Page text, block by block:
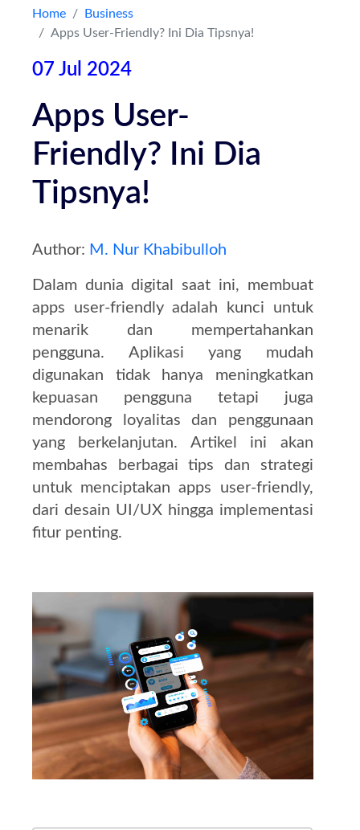
Home
Business
Apps User-Friendly? Ini Dia Tipsnya!
07 Jul 2024
Apps User-
Friendly? Ini Dia
Tipsnya!
Author: M. Nur Khabibulloh
Dalam dunia digital saat ini, membuat
apps user-friendly adalah kunci untuk
menarik dan mempertahankan
pengguna. Aplikasi yang mudah
digunakan tidak hanya meningkatkan
kepuasan pengguna tetapi juga
mendorong loyalitas dan penggunaan
yang berkelanjutan. Artikel ini akan
membahas berbagai tips dan strategi
untuk menciptakan apps user-friendly,
dari desain UI/UX hingga implementasi
fitur penting.